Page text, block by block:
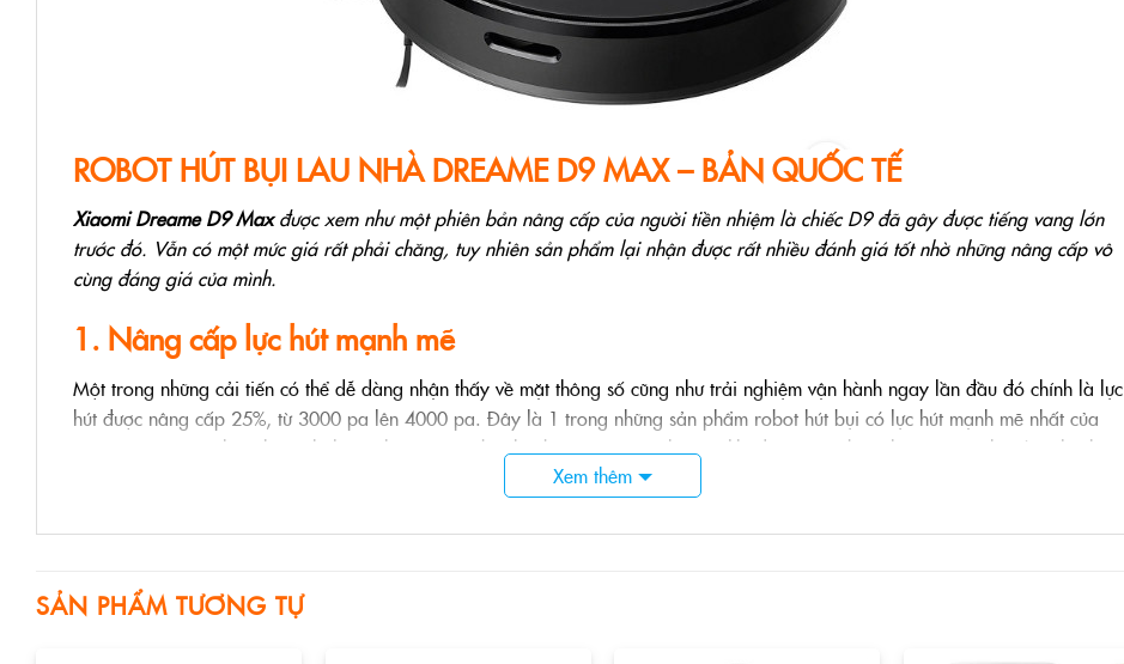
ROBOT HÚT BỤI LAU NHÀ DREAME D9 MAX – BẢN QUỐC TẾ
Xiaomi Dreame D9 Maxđược xem như một phiên bản nâng cấp của người tiền nhiệm là chiếc D9 đã gây được tiếng vang lớn
trước đó. Vẫn có một mức giá rất phải chăng, tuy nhiên sản phẩm lại nhận được rất nhiều đánh giá tốt nhờ những nâng cấp vô
cùng đáng giá của mình.
1. Nâng cấp lực hút mạnh mẽ
Một trong những cải tiến có thể dễ dàng nhận thấy về mặt thông số cũng như trải nghiệm vận hành ngay lần đầu đó chính là lực
hút được nâng cấp 25%, từ 3000 pa lên 4000 pa. Đây là 1 trong những sản phẩm robot hút bụi có lực hút mạnh mẽ nhất của
Dreame nói riêng hay thậm chí là cả thị trường robot hút bụi nói riêng. Thực tế, khi được
ng bố, nhiều người cho rằng lực hút
lên tới 4000pa là một sự thừa thãi bởi chỉ với 1500 pa là bạn đã có thể hút tốt bụi bẩn và 3000 pa đã là thoải mái để robot hút
như mặt sàn gỗ hoặc mặt thảm yêu cầu lực hút mạnh hơn rất nhiều. Chính vì vậy, việc nâng cấp sức mạnh của Xiaomi Dreame
Xem thêm
SẢN PHẨM TƯƠNG TỰ